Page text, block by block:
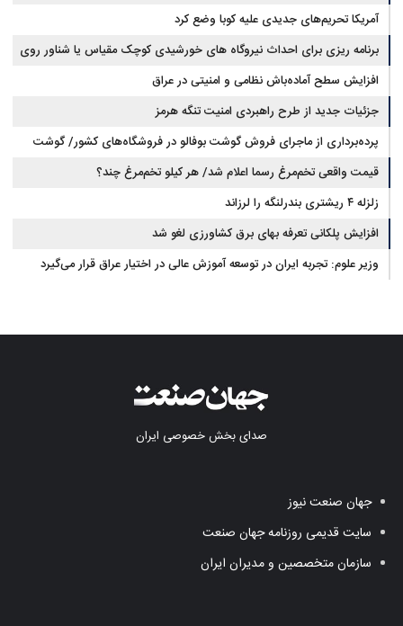
آمریکا تحریم‌های جدیدی علیه کوبا وضع کرد
برنامه ریزی برای احداث نیروگاه های خورشیدی کوچک مقیاس یا شناور روی
آب در مازندران
افزایش سطح آماده‌باش نظامی و امنیتی در عراق
جزئیات جدید از طرح راهبردی امنیت تنگه هرمز
پرده‌برداری از ماجرای فروش گوشت بوفالو در فروشگاه‌های کشور/ گوشت
بوفالو از کجا وارد می‌شود؟/ هر کیلو بوفالو با چه قیمتی به فروش می‌رود؟
قیمت واقعی تخم‌مرغ رسما اعلام شد/ هر کیلو تخم‌مرغ چند؟
زلزله ۴ ریشتری بندرلنگه را لرزاند
افزایش پلکانی تعرفه بهای برق کشاورزی لغو شد
وزیر علوم: تجربه ایران در توسعه آموزش عالی در اختیار عراق قرار می‌گیرد
صدای بخش خصوصی ایران
جهان صنعت نیوز
سایت قدیمی روزنامه جهان صنعت
سازمان متخصصین و مدیران ایران